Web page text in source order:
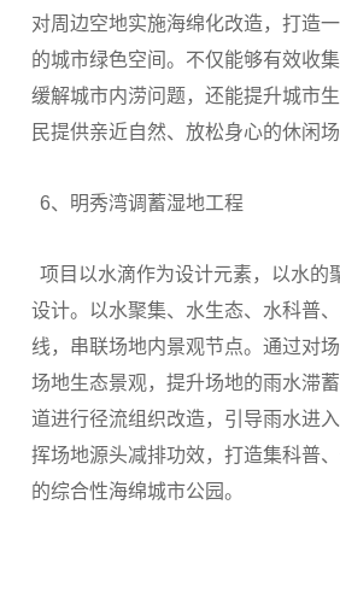
对周边空地实施海绵化改造，打造
的城市绿色空间。不仅能够有效收
缓解城市内涝问题，还能提升城市
民提供亲近自然、放松身心的休闲场
6、明秀湾调蓄湿地工程
项目以水滴作为设计元素，以水的
设计。以水聚集、水生态、水科普
线，串联场地内景观节点。通过对
场地生态景观，提升场地的雨水滞
道进行径流组织改造，引导雨水进
挥场地源头减排功效，打造集科普
的综合性海绵城市公园。